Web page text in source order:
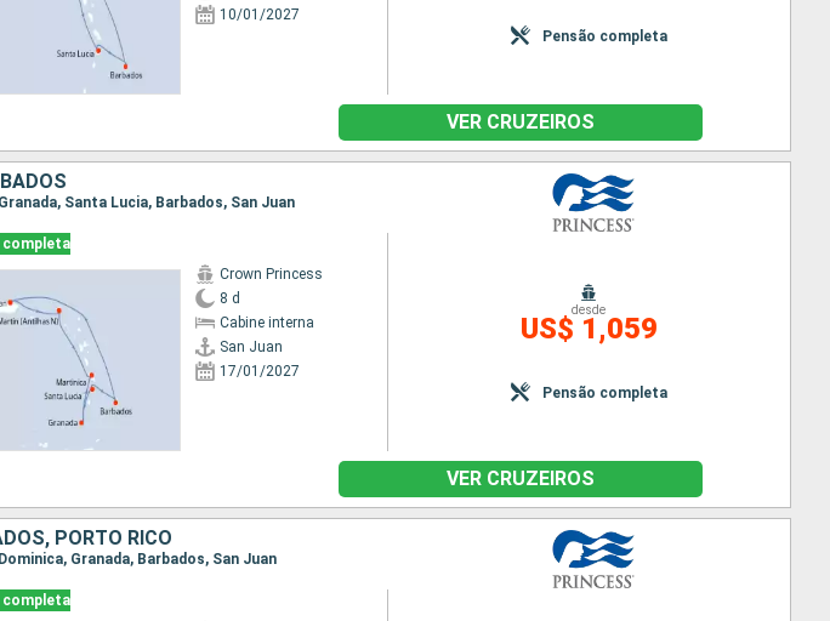
10/01/2027
Pensão completa
VER CRUZEIROS
Santa Lucia, Barbados, San Juan
completa
Crown Princess
8 d
Cabine interna
San Juan
17/01/2027
desde
US$ 1,059
Pensão completa
VER CRUZEIROS
PORTO RICO
Granada, Barbados, San Juan
completa